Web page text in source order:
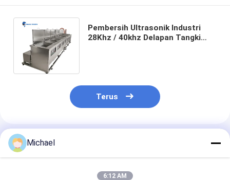
Pembersih Ultrasonik Industri
28Khz / 40khz Delapan Tangki
Terus
Rekomendasi Produk
Michael
6:12 AM